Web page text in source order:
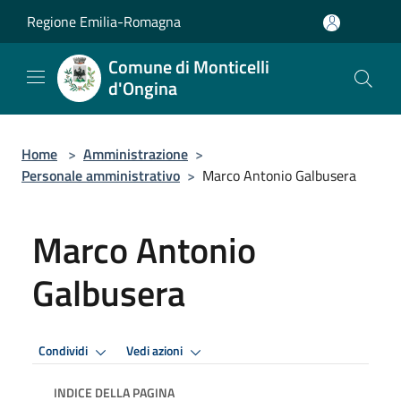
Regione Emilia-Romagna
Comune di Monticelli
d'Ongina
Home > Amministrazione >
Personale amministrativo > Marco Antonio Galbusera
Marco Antonio
Galbusera
Condividi Vedi azioni
INDICE DELLA PAGINA